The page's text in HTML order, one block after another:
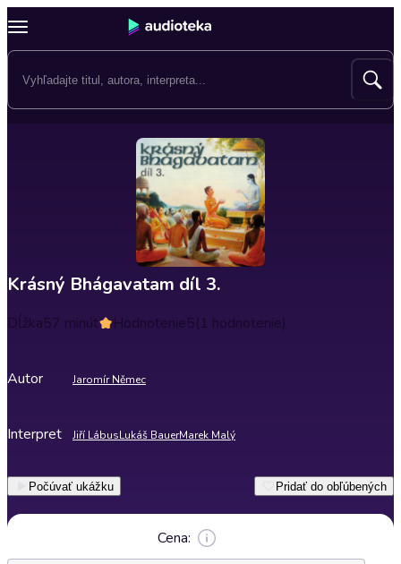
Krásný Bhágavatam díl 3.
Dĺžka57 minút Hodnotenie5(1 hodnotenie)
Autor Jaromír Němec
Interpret Jiří LábusLukáš BauerMarek Malý
Počúvať ukážku Pridať do obľúbených
Cena: